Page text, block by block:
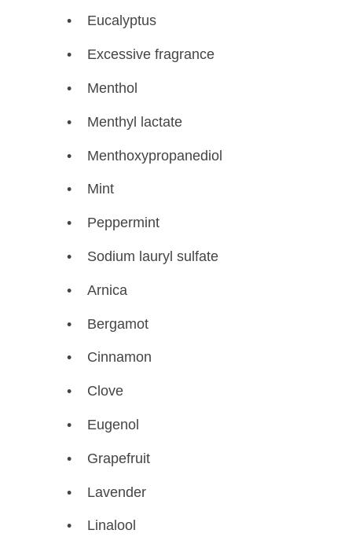
Eucalyptus
Excessive fragrance
Menthol
Menthyl lactate
Menthoxypropanediol
Mint
Peppermint
Sodium lauryl sulfate
Arnica
Bergamot
Cinnamon
Clove
Eugenol
Grapefruit
Lavender
Linalool